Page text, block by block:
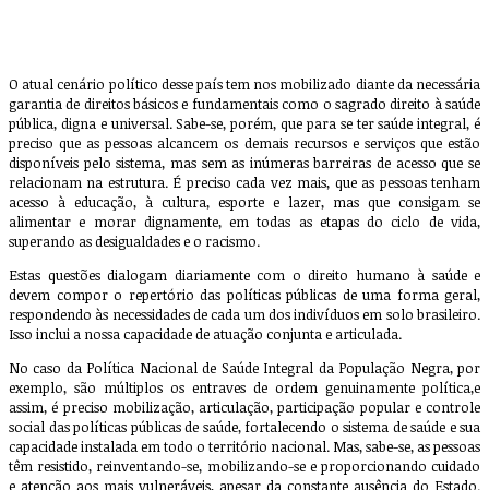
O atual cenário político desse país tem nos mobilizado diante da necessária
garantia de direitos básicos e fundamentais como o sagrado direito à saúde
pública, digna e universal. Sabe-se, porém, que para se ter saúde integral, é
preciso que as pessoas alcancem os demais recursos e serviços que estão
disponíveis pelo sistema, mas sem as inúmeras barreiras de acesso que se
relacionam na estrutura. É preciso cada vez mais, que as pessoas tenham
acesso à educação, à cultura, esporte e lazer, mas que consigam se
alimentar e morar dignamente, em todas as etapas do ciclo de vida,
superando as desigualdades e o racismo.
Estas questões dialogam diariamente com o direito humano à saúde e
devem compor o repertório das políticas públicas de uma forma geral,
respondendo às necessidades de cada um dos indivíduos em solo brasileiro.
Isso inclui a nossa capacidade de atuação conjunta e articulada.
No caso da Política Nacional de Saúde Integral da População Negra, por
exemplo, são múltiplos os entraves de ordem genuinamente política,e
assim, é preciso mobilização, articulação, participação popular e controle
social das políticas públicas de saúde, fortalecendo o sistema de saúde e sua
capacidade instalada em todo o território nacional. Mas, sabe-se, as pessoas
têm resistido, reinventando-se, mobilizando-se e proporcionando cuidado
e atenção aos mais vulneráveis, apesar da constante ausência do Estado.